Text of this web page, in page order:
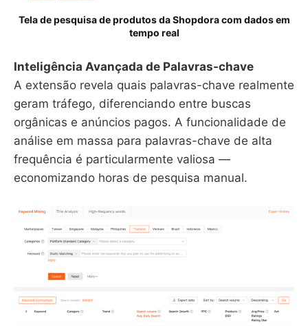
Tela de pesquisa de produtos da Shopdora com dados em
tempo real
Inteligência Avançada de Palavras-chave
A extensão revela quais palavras-chave realmente
geram tráfego, diferenciando entre buscas
orgânicas e anúncios pagos. A funcionalidade de
análise em massa para palavras-chave de alta
frequência é particularmente valiosa —
economizando horas de pesquisa manual.